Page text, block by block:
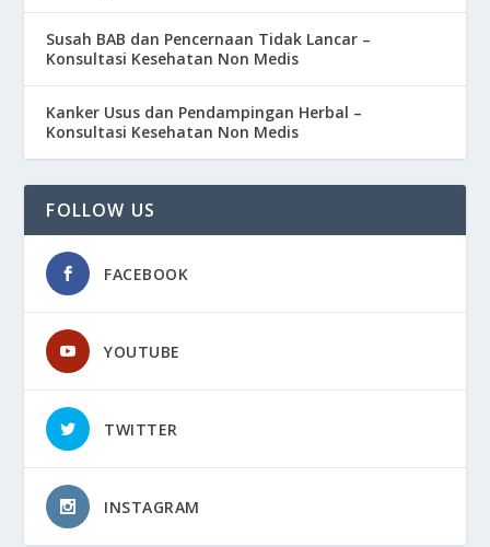
Susah BAB dan Pencernaan Tidak Lancar –
Konsultasi Kesehatan Non Medis
Kanker Usus dan Pendampingan Herbal –
Konsultasi Kesehatan Non Medis
FOLLOW US
FACEBOOK
YOUTUBE
TWITTER
INSTAGRAM